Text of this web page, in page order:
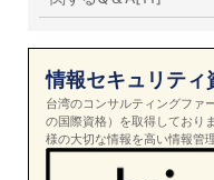
情報セキュリティ
台湾のコンサルティングファ
の国際資格）を取得しており
様の大切な情報を高い情報管